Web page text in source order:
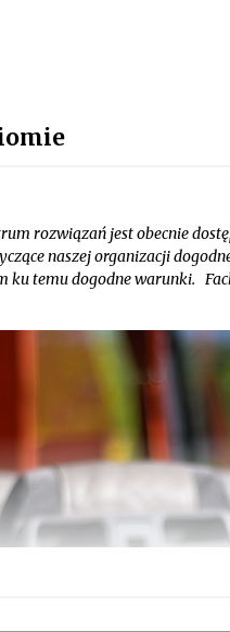
rozwiązań jest obecnie
naszej organizacji
ku temu dogodne warunki.